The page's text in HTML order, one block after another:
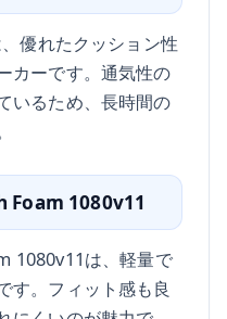
優れたクッション性
カーです。通気性の
いるため、長時間の
Foam 1080v11
1080v11は、軽量で
す。フィット感も良